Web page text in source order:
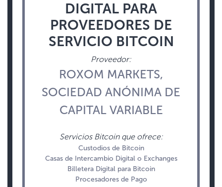
DIGITAL PARA
PROVEEDORES DE
SERVICIO BITCOIN
Proveedor:
ROXOM MARKETS,
SOCIEDAD ANÓNIMA DE
CAPITAL VARIABLE
Servicios Bitcoin que ofrece:
Custodios de Bitcoin
Casas de Intercambio Digital o Exchanges
Billetera Digital para Bitcoin
Procesadores de Pago